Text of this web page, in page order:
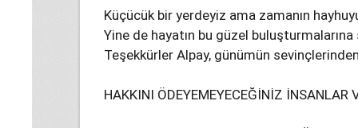
Küçücük bir yerdeyiz ama zamanın
Yine de hayatın bu güzel
Teşekkürler Alpay, günümün
HAKKINI ÖDEYEMEYECEĞİNİZ İNSANLAR